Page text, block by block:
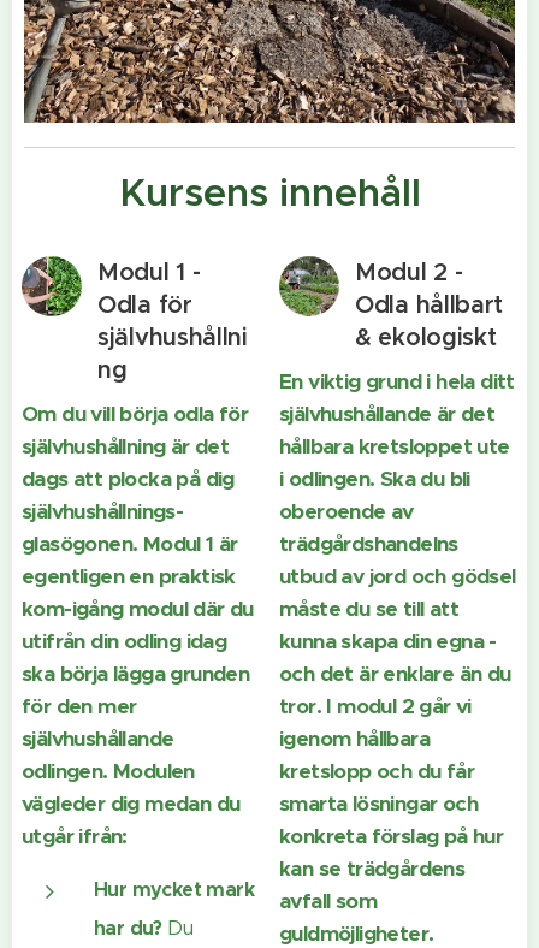
Kursens innehåll
Modul 1 -
Odla för
självhushållni
ng
Om du vill börja odla för
självhushållning är det
dags att plocka på dig
självhushållnings-
glasögonen. Modul 1 är
egentligen en praktisk
kom-igång modul där du
utifrån din odling idag
ska börja lägga grunden
för den mer
självhushållande
odlingen. Modulen
vägleder dig medan du
utgår ifrån:
Hur mycket mark
har du? Du
Modul 2 -
Odla hållbart
& ekologiskt
En viktig grund i hela ditt
självhushållande är det
hållbara kretsloppet ute
i odlingen. Ska du bli
oberoende av
trädgårdshandelns
utbud av jord och gödsel
måste du se till att
kunna skapa din egna -
och det är enklare än du
tror. I modul 2 går vi
igenom hållbara
kretslopp och du får
smarta lösningar och
konkreta förslag på hur
kan se trädgårdens
avfall som
guldmöjligheter.